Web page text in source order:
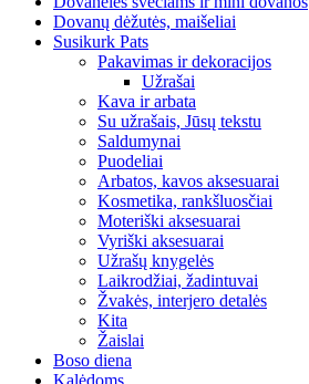
Dovanų dėžutės, maišeliai
Susikurk Pats
Pakavimas ir dekoracijos
Užrašai
Kava ir arbata
Su užrašais, Jūsų tekstu
Saldumynai
Puodeliai
Arbatos, kavos aksesuarai
Kosmetika, rankšluosčiai
Moteriški aksesuarai
Vyriški aksesuarai
Užrašų knygelės
Laikrodžiai, žadintuvai
Žvakės, interjero detalės
Kita
Žaislai
Boso diena
Kalėdoms